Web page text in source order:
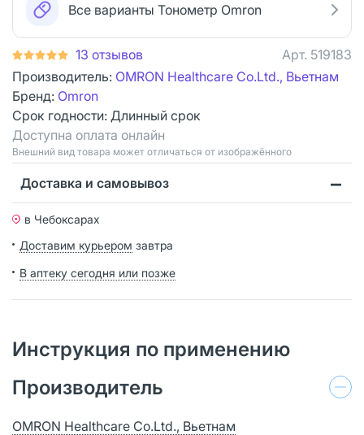
Все варианты Тонометр Omron
13 отзывов Арт. 519183
Производитель: OMRON Healthcare Co.Ltd., Вьетнам
Бренд: Omron
Срок годности: Длинный срок
Доступна оплата онлайн
Bнешний вид товара может отличаться от изображённого
Доставка и самовывоз
в Чебоксарах
Доставим курьером завтра
В аптеку сегодня или позже
Инструкция по применению
Производитель
OMRON Healthcare Co.Ltd., Вьетнам